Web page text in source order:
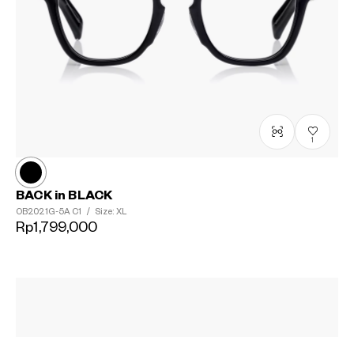
1
BACK in BLACK
OB2021G-5A C1 / Size: XL
Rp1,799,000